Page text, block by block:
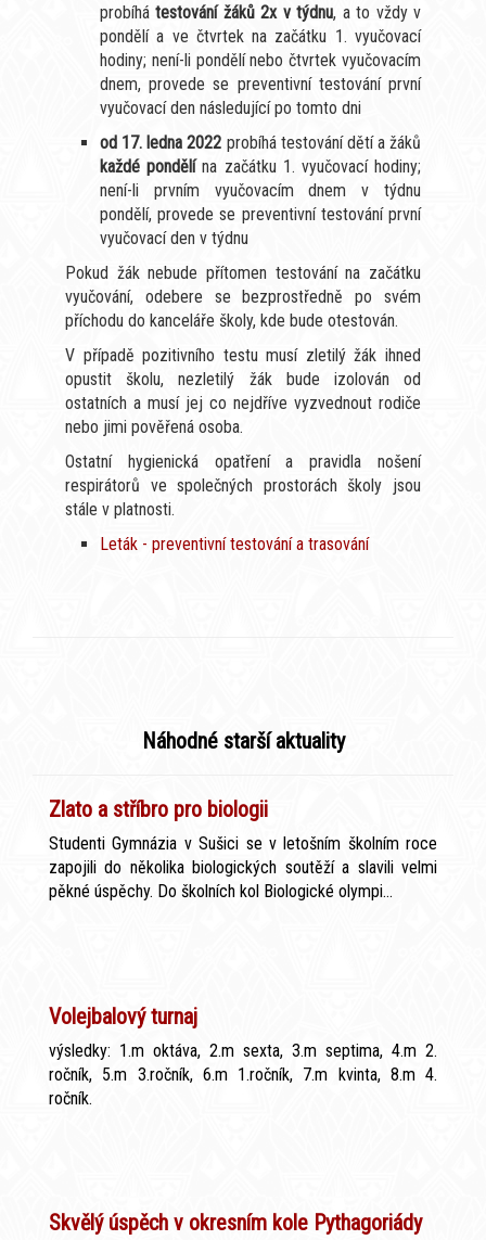
probíhátestování žáků 2x v týdnu, a to vždy v
pondělí a ve čtvrtek na začátku 1. vyučovací
hodiny; není-li pondělí nebo čtvrtek vyučovacím
dnem, provede se preventivní testování první
vyučovací den následující po tomto dni
od 17. ledna 2022 probíhá testování dětí a žáků
každé pondělína začátku 1. vyučovací hodiny;
není-li prvním vyučovacím dnem v týdnu
pondělí, provede se preventivní testování první
vyučovací den v týdnu
Pokud žák nebude přítomen testování na začátku
vyučování, odebere se bezprostředně po svém
příchodu do kanceláře školy, kde bude otestován.
V případě pozitivního testu musí zletilý žák ihned
opustit školu, nezletilý žák bude izolován od
ostatních a musí jej co nejdříve vyzvednout rodiče
nebo jimi pověřená osoba.
Ostatní hygienická opatření a pravidla nošení
respirátorů ve společných prostorách školy jsou
stále v platnosti.
Leták - preventivní testování a trasování
Náhodné starší aktuality
Zlato a stříbro pro biologii
Studenti Gymnázia v Sušici se v letošním školním roce
zapojili do několika biologických soutěží a slavili velmi
pěkné úspěchy. Do školních kol Biologické olympi...
Volejbalový turnaj
výsledky: 1.m oktáva, 2.m sexta, 3.m septima, 4.m 2.
ročník, 5.m 3.ročník, 6.m 1.ročník, 7.m kvinta, 8.m 4.
ročník.
Skvělý úspěch v okresním kole Pythagoriády